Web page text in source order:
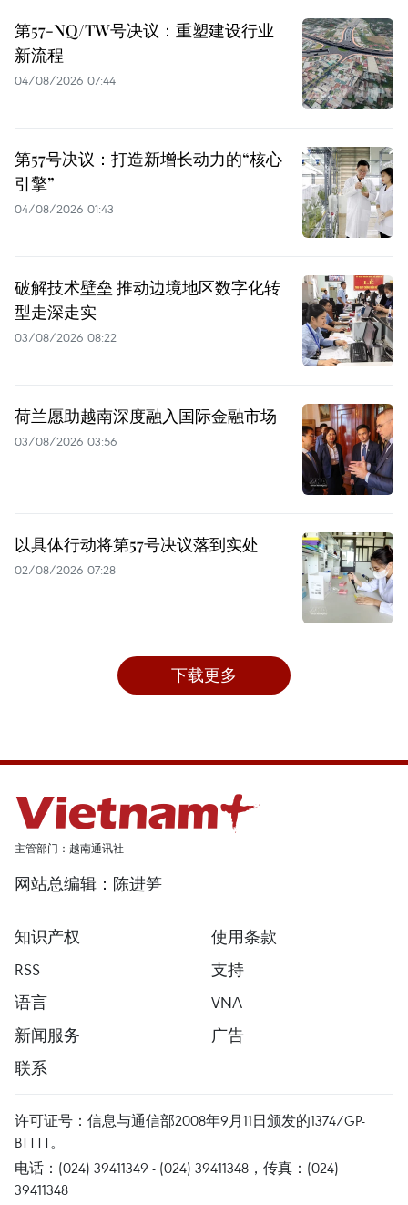
第57-NQ/TW号决议：重塑建设行业
新流程
04/08/2026 07:44
第57号决议：打造新增长动力的“核心
引擎”
04/08/2026 01:43
破解技术壁垒 推动边境地区数字化转
型走深走实
03/08/2026 08:22
荷兰愿助越南深度融入国际金融市场
03/08/2026 03:56
以具体行动将第57号决议落到实处
02/08/2026 07:28
下载更多
主管部门：越南通讯社
网站总编辑：陈进笋
知识产权
使用条款
RSS
支持
语言
VNA
新闻服务
广告
联系
许可证号：信息与通信部2008年9月11日颁发的1374/GP-
BTTTT。
电话：(024) 39411349 - (024) 39411348，传真：(024)
39411348